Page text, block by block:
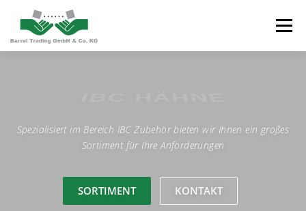
Inhalt
springen
Menü
Kontakt Jobs
Spezialisiert im Bereich IBC Zubehör bieten wir Ihnen ein großes
Sortiment für Ihre Anforderungen
SORTIMENT KONTAKT